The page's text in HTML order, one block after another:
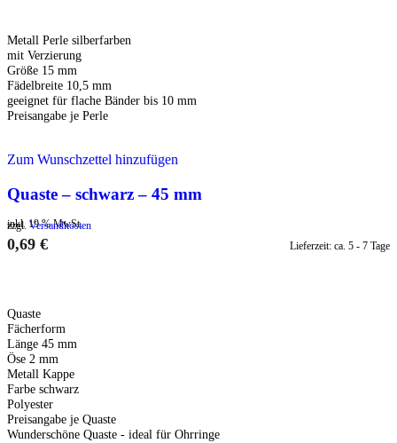
Metall Perle silberfarben
mit Verzierung
Größe 15 mm
Fädelbreite 10,5 mm
geeignet für flache Bänder bis 10 mm
Preisangabe je Perle
Zum Wunschzettel hinzufügen
Quaste – schwarz – 45 mm
inkl. 19 % MwSt.
zzgl. Versandkosten
0,69 € Lieferzeit: ca. 5 - 7 Tage
Quaste
Fächerform
Länge 45 mm
Öse 2 mm
Metall Kappe
Farbe schwarz
Polyester
Preisangabe je Quaste
Wunderschöne Quaste - ideal für Ohrringe